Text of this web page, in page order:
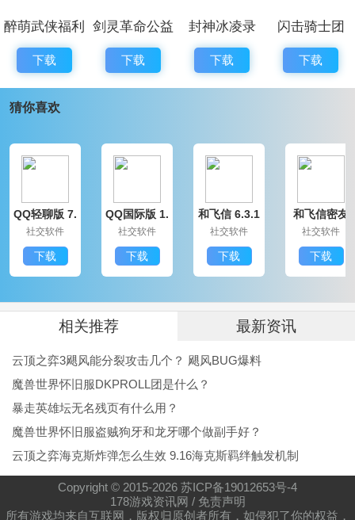
进游戏，进关卡加载不知道为什么有时候就一直在加载
卡在那，需要重启游戏才能好。
游没太大区别，就是角色全是女的。
视。
游戏内的话主城真的是没有什么大用，放那个位置经常
误点，建议调整。
新手的首充无限重抽，抽来抽去就是那三个ur，你这样
建议还不如弄个三选一算了。
还有关于经验的获得，我现在47级卡8章10关，要48级
才能打。
月见之萤圣衣降临小编点评：
月见之萤圣衣降临这款游戏能够给玩家们带来很多全新
的内容，整体玩起来还是非常不错的，剧情玩法两个方
面都是比较拔尖的存在，小编推荐大家在游玩的时候最
好充个月卡，因为游戏中很多的道具还是需要钻石来购
买的。
醉萌武侠福利
版
下载
剑灵革命公益
服
下载
封神冰凌录
下载
闪击骑士团
下载
猜你喜欢
QQ轻聊版 7.
9.14314.0
社交软件
下载
QQ国际版 1.
91.1370.0
社交软件
下载
和飞信 6.3.1
200
社交软件
下载
和飞信密友
圈版 6.3.120
社交软件
下载
相关推荐 最新资讯
云顶之弈3飓风能分裂攻击几个？ 飓风BUG爆料
魔兽世界怀旧服DKPROLL团是什么？
暴走英雄坛无名残页有什么用？
魔兽世界怀旧服盗贼狗牙和龙牙哪个做副手好？
云顶之弈海克斯炸弹怎么生效 9.16海克斯羁绊触发机制
Copyright © 2015-2026 苏ICP备19012653号-4
178游戏资讯网 / 免责声明
所有游戏均来自互联网，版权归原创者所有，如侵犯了你的权益，